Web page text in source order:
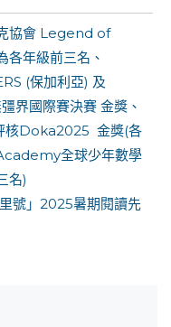
協會 Legend of
年級前三名、
(保加利亞) 及
界國際賽決賽 金獎、
核Doka2025 金獎(各
全球少年數學
名)
號」2025暑期閱讀先